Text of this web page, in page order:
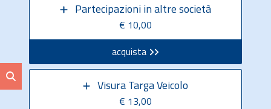
Partecipazioni in altre società
€ 10,00
acquista
Visura Targa Veicolo
€ 13,00